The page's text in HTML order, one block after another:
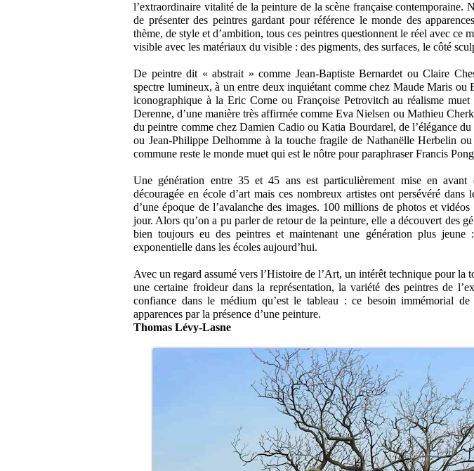
l’extraordinaire vitalité de la peinture de la scène française contemporaine.
de présenter des peintres gardant pour référence le monde des
thème, de style et d’ambition, tous ces peintres questionnent le réel avec ce
visible avec les matériaux du visible : des pigments, des surfaces, le côté
De peintre dit « abstrait » comme Jean-Baptiste Bernardet ou Claire
spectre lumineux, à un entre deux inquiétant comme chez Maude Maris ou
iconographique à la Eric Corne ou Françoise Petrovitch au réalisme
Derenne, d’une manière très affirmée comme Eva Nielsen ou Mathieu
du peintre comme chez Damien Cadio ou Katia Bourdarel, de l’élégance
ou Jean-Philippe Delhomme à la touche fragile de Nathanëlle Herbelin
commune reste le monde muet qui est le nôtre pour paraphraser Francis
Une génération entre 35 et 45 ans est particulièrement mise en
découragée en école d’art mais ces nombreux artistes ont persévéré dans
d’une époque de l’avalanche des images. 100 millions de photos et
jour. Alors qu’on a pu parler de retour de la peinture, elle a découvert des
bien toujours eu des peintres et maintenant une génération plus
exponentielle dans les écoles aujourd’hui.
Avec un regard assumé vers l’Histoire de l’Art, un intérêt technique pour la
une certaine froideur dans la représentation, la variété des peintres de
confiance dans le médium qu’est le tableau : ce besoin immémorial de
apparences par la présence d’une peinture.
Thomas Lévy-Lasne